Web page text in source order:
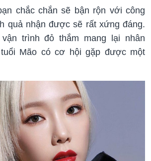
chắc chắn sẽ bận rộn với công
quả nhận được sẽ rất xứng đáng.
trình đỏ thắm mang lại nhân
Mão có cơ hội gặp được một